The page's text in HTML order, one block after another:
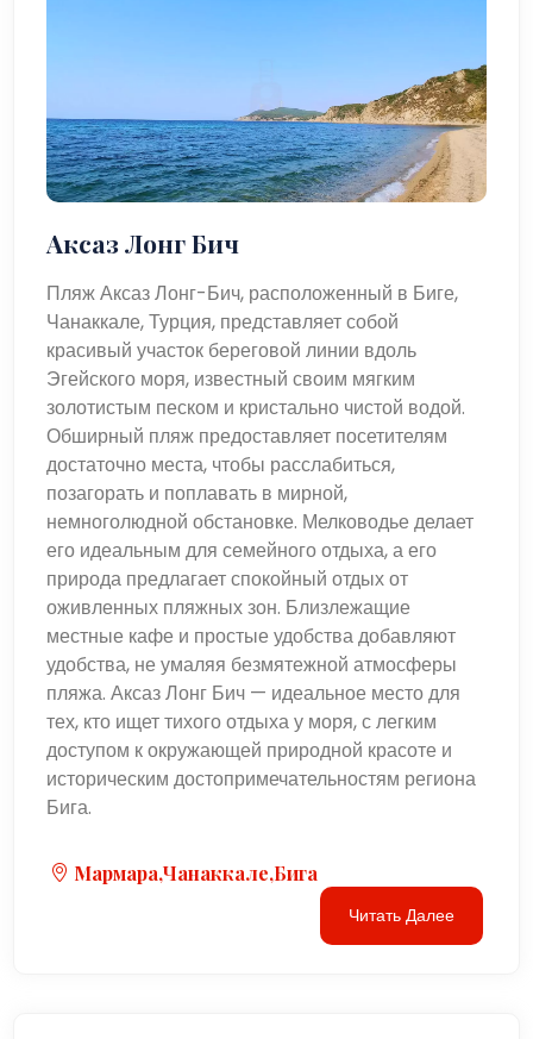
Аксаз Лонг Бич
Пляж Аксаз Лонг-Бич, расположенный в Биге,
Чанаккале, Турция, представляет собой
красивый участок береговой линии вдоль
Эгейского моря, известный своим мягким
золотистым песком и кристально чистой водой.
Обширный пляж предоставляет посетителям
достаточно места, чтобы расслабиться,
позагорать и поплавать в мирной,
немноголюдной обстановке. Мелководье делает
его идеальным для семейного отдыха, а его
природа предлагает спокойный отдых от
оживленных пляжных зон. Близлежащие
местные кафе и простые удобства добавляют
удобства, не умаляя безмятежной атмосферы
пляжа. Аксаз Лонг Бич — идеальное место для
тех, кто ищет тихого отдыха у моря, с легким
доступом к окружающей природной красоте и
историческим достопримечательностям региона
Бига.
Мармара,Чанаккале,Бига
Читать Далее